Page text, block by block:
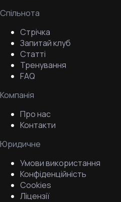
Спільнота
Стрічка
Запитай клуб
Статті
Тренування
FAQ
Компанія
Про нас
Контакти
Юридичне
Умови використання
Конфіденційність
Cookies
Ліцензії